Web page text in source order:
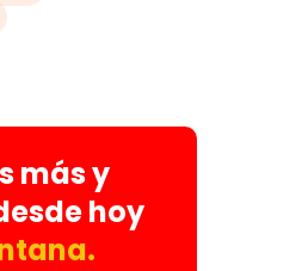
más y
hoy